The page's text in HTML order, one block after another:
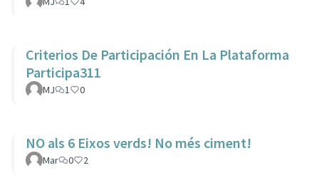
Criterios De Participación En La Plataforma
Participa311
MJ 1 0
NO als 6 Eixos verds! No més ciment!
Mar 0 2